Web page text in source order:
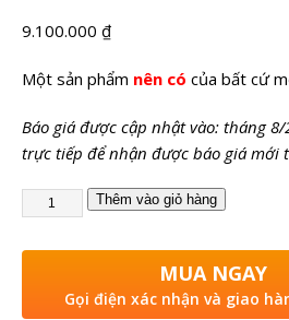
9.100.000 ₫
Một sản phẩm nên có của bất cứ
Báo giá được cập nhật vào: tháng
trực tiếp để nhận được báo giá mới
Thêm vào giỏ hàng
MUA NGAY
Gọi điện xác nhận và giao